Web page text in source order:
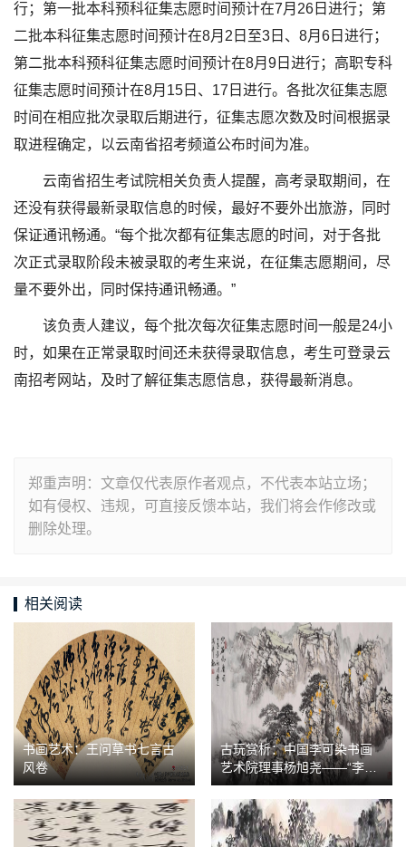
行；第一批本科预科征集志愿时间预计在7月26日进行；第
二批本科征集志愿时间预计在8月2日至3日、8月6日进行；
第二批本科预科征集志愿时间预计在8月9日进行；高职专科
征集志愿时间预计在8月15日、17日进行。各批次征集志愿
时间在相应批次录取后期进行，征集志愿次数及时间根据录
取进程确定，以云南省招考频道公布时间为准。
云南省招生考试院相关负责人提醒，高考录取期间，在
还没有获得最新录取信息的时候，最好不要外出旅游，同时
保证通讯畅通。“每个批次都有征集志愿的时间，对于各批
次正式录取阶段未被录取的考生来说，在征集志愿期间，尽
量不要外出，同时保持通讯畅通。”
该负责人建议，每个批次每次征集志愿时间一般是24小
时，如果在正常录取时间还未获得录取信息，考生可登录云
南招考网站，及时了解征集志愿信息，获得最新消息。
郑重声明：文章仅代表原作者观点，不代表本站立场；
如有侵权、违规，可直接反馈本站，我们将会作修改或
删除处理。
相关阅读
书画艺术：王问草书七言古
风卷
古玩赏析：中国李可染书画
艺术院理事杨旭尧——“李家
山水”经典传承